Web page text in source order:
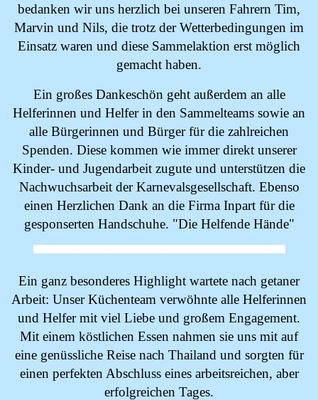
bedanken wir uns herzlich bei unseren Fahrern Tim,
Marvin und Nils, die trotz der Wetterbedingungen im
Einsatz waren und diese Sammelaktion erst möglich
gemacht haben.
Ein großes Dankeschön geht außerdem an alle
Helferinnen und Helfer in den Sammelteams sowie an
alle Bürgerinnen und Bürger für die zahlreichen
Spenden. Diese kommen wie immer direkt unserer
Kinder- und Jugendarbeit zugute und unterstützen die
Nachwuchsarbeit der Karnevalsgesellschaft. Ebenso
einen Herzlichen Dank an die Firma Inpart für die
gesponserten Handschuhe. "Die Helfende Hände"
Ein ganz besonderes Highlight wartete nach getaner
Arbeit: Unser Küchenteam verwöhnte alle Helferinnen
und Helfer mit viel Liebe und großem Engagement.
Mit einem köstlichen Essen nahmen sie uns mit auf
eine genüssliche Reise nach Thailand und sorgten für
einen perfekten Abschluss eines arbeitsreichen, aber
erfolgreichen Tages.